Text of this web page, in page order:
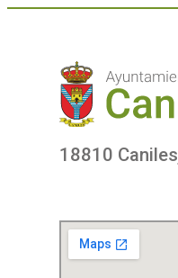
18810 Caniles